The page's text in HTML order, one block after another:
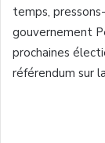
temps,
gouvernement
prochaines
référendum sur